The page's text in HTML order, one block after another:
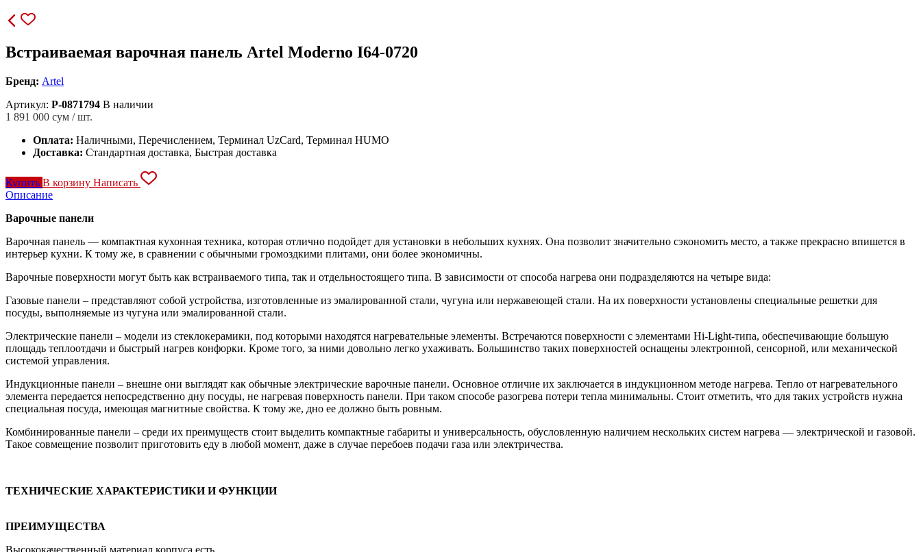
Встраиваемая варочная панель Artel Moderno I64-0720
Бренд: Artel
Артикул: P-0871794 В наличии
1 891 000 сум / шт.
Оплата: Наличными, Перечислением, Терминал UzCard, Терминал HUMO
Доставка: Стандартная доставка, Быстрая доставка
Купить В корзину Написать
Описание
Варочные панели
Варочная панель — компактная кухонная техника, которая отлично подойдет для установки в небольших кухнях. Она позволит значительно сэкономить место, а также прекрасно впишется в
интерьер кухни. К тому же, в сравнении с обычными громоздкими плитами, они более экономичны.
Варочные поверхности могут быть как встраиваемого типа, так и отдельностоящего типа. В зависимости от способа нагрева они подразделяются на четыре вида:
Газовые панели – представляют собой устройства, изготовленные из эмалированной стали, чугуна или нержавеющей стали. На их поверхности установлены специальные решетки для
посуды, выполняемые из чугуна или эмалированной стали.
Электрические панели – модели из стеклокерамики, под которыми находятся нагревательные элементы. Встречаются поверхности с элементами Hi-Light-типа, обеспечивающие большую
площадь теплоотдачи и быстрый нагрев конфорки. Кроме того, за ними довольно легко ухаживать. Большинство таких поверхностей оснащены электронной, сенсорной, или механической
системой управления.
Индукционные панели – внешне они выглядят как обычные электрические варочные панели. Основное отличие их заключается в индукционном методе нагрева. Тепло от нагревательного
элемента передается непосредственно дну посуды, не нагревая поверхность панели. При таком способе разогрева потери тепла минимальны. Стоит отметить, что для таких устройств нужна
специальная посуда, имеющая магнитные свойства. К тому же, дно ее должно быть ровным.
Комбинированные панели – среди их преимуществ стоит выделить компактные габариты и универсальность, обусловленную наличием нескольких систем нагрева — электрической и газовой.
Такое совмещение позволит приготовить еду в любой момент, даже в случае перебоев подачи газа или электричества.
ТЕХНИЧЕСКИЕ ХАРАКТЕРИСТИКИ И ФУНКЦИИ
ПРЕИМУЩЕСТВА
Высококачественный материал корпуса есть